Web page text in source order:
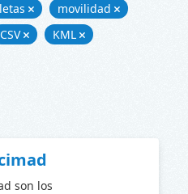
movilidad
CSV
KML
son los